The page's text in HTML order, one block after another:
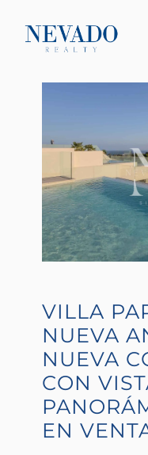
VILLA
NUEVA
NUEVA
CON
EN